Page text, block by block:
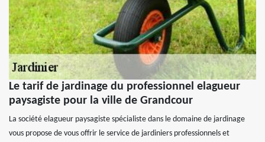
Le tarif de jardinage du professionnel elagueur
paysagiste pour la ville de Grandcour
La société elagueur paysagiste spécialiste dans le domaine de jardinage
vous propose de vous offrir le service de jardiniers professionnels et